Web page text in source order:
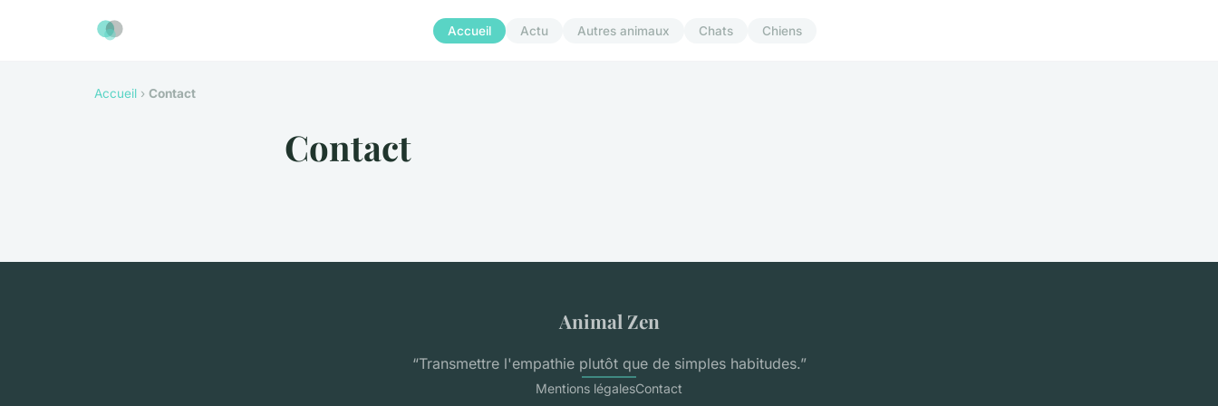
Accueil Actu Autres animaux Chats Chiens
Accueil › Contact
Contact
Animal Zen
“Transmettre l'empathie plutôt que de simples habitudes.”
Mentions légalesContact